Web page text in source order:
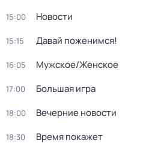
15:00 Новости
15:15 Давай поженимся!
16:05 Мужское/Женское
17:00 Большая игра
18:00 Вечерние новости
18:30 Время покажет